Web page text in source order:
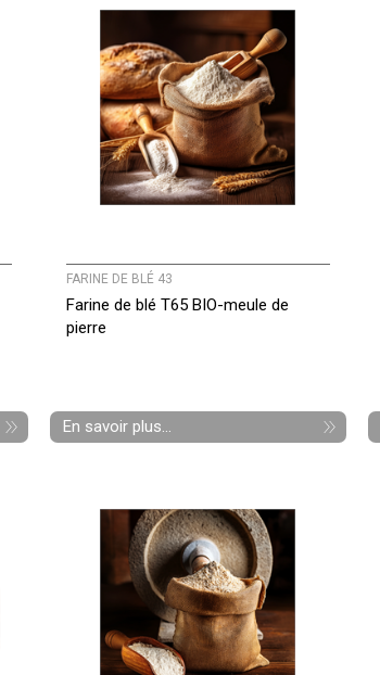
FARINE DE BLÉ 43
Farine de blé T65 BIO-meule de
pierre
En savoir plus...